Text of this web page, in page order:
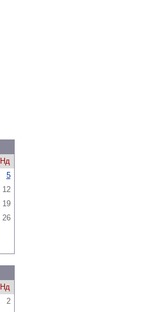
Нд
5
12
19
26
Нд
2